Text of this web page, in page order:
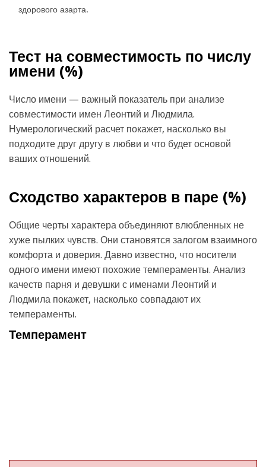
здорового азарта.
Тест на совместимость по числу
имени (%)
Число имени — важный показатель при анализе
совместимости имен Леонтий и Людмила.
Нумерологический расчет покажет, насколько вы
подходите друг другу в любви и что будет основой
ваших отношений.
Сходство характеров в паре (%)
Общие черты характера объединяют влюбленных не
хуже пылких чувств. Они становятся залогом взаимного
комфорта и доверия. Давно известно, что носители
одного имени имеют похожие темпераменты. Анализ
качеств парня и девушки с именами Леонтий и
Людмила покажет, насколько совпадают их
темпераменты.
Темперамент